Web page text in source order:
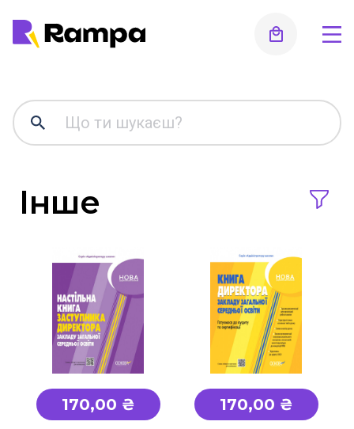
Інше
170,00 ₴ 170,00 ₴
розвиток, підготовка до
школи
Стенди, оформлення інтер'єру,
Методична література, все для
вихователя
Початкова школа
Підручники
1 клас